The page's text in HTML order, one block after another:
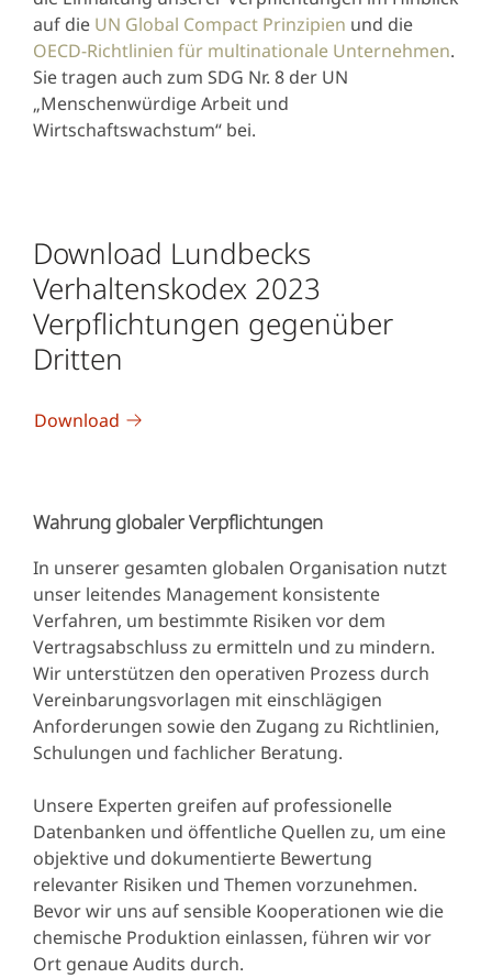
auf die UN Global Compact Prinzipien und die
OECD-Richtlinien für multinationale Unternehmen.
Sie tragen auch zum SDG Nr. 8 der UN
„Menschenwürdige Arbeit und
Wirtschaftswachstum“ bei.
Download Lundbecks
Verhaltenskodex 2023
Verpflichtungen gegenüber
Dritten
Download
Wahrung globaler Verpflichtungen
In unserer gesamten globalen Organisation nutzt
unser leitendes Management konsistente
Verfahren, um bestimmte Risiken vor dem
Vertragsabschluss zu ermitteln und zu mindern.
Wir unterstützen den operativen Prozess durch
Vereinbarungsvorlagen mit einschlägigen
Anforderungen sowie den Zugang zu Richtlinien,
Schulungen und fachlicher Beratung.
Unsere Experten greifen auf professionelle
Datenbanken und öffentliche Quellen zu, um eine
objektive und dokumentierte Bewertung
relevanter Risiken und Themen vorzunehmen.
Bevor wir uns auf sensible Kooperationen wie die
chemische Produktion einlassen, führen wir vor
Ort genaue Audits durch.